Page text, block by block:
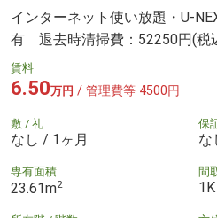
インターネット使い放題・U-
有 退去時清掃費：52250円(税
賃料
6.50万円 / 管理費等 4500円
敷 / 礼
なし / 1ヶ月
保
な
専有面積
23.61m2
間
1K